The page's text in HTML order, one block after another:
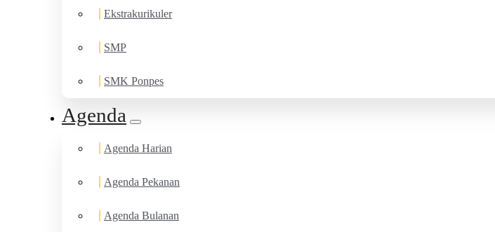
Ekstrakurikuler
SMP
SMK Ponpes
Agenda
Agenda Harian
Agenda Pekanan
Agenda Bulanan